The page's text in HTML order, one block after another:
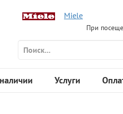
Miele
При
Услуги